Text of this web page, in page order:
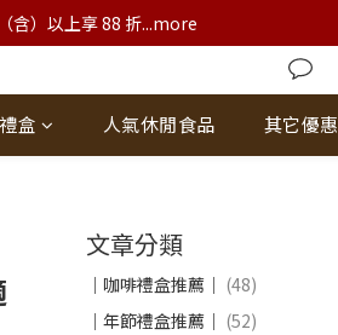
含）以上享 88 折...more
盒 人氣休閒食品 其它優惠
文章分類
｜咖啡禮盒推薦｜ (48)
｜年節禮盒推薦｜ (52)